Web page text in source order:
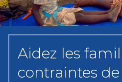
Aidez les
contraintes